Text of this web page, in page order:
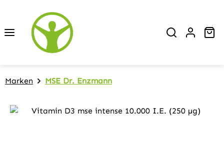
Zum Hauptinhalt springen
Marken MSE Dr. Enzmann
Bildergalerie überspringen